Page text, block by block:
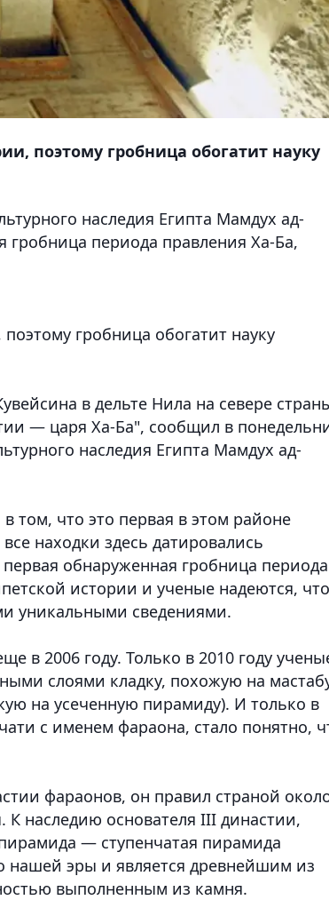
поэтому гробница обогатит науку
наследия Египта Мамдух ад-
периода правления Ха-Ба,
гробница обогатит науку
в дельте Нила на севере
— царя Ха-Ба", сообщил в
наследия Египта Мамдух ад-
том, что это первая в этом районе
находки здесь датировались
обнаруженная гробница периода
истории и ученые надеются, что
уникальными сведениями.
в 2006 году. Только в 2010 году
слоями кладку, похожую на
на усеченную пирамиду). И только в
с именем фараона, стало понятно,
фараонов, он правил страной
наследию основателя III династии,
— ступенчатая пирамида
нашей эры и является древнейшим из
выполненным из камня.